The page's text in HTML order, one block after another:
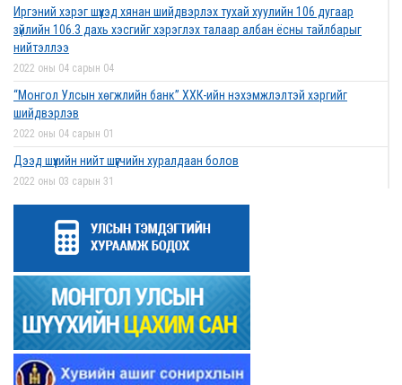
Иргэний хэрэг шүүхэд хянан шийдвэрлэх тухай хуулийн 106 дугаар
зүйлийн 106.3 дахь хэсгийг хэрэглэх талаар албан ёсны тайлбарыг
нийтэллээ
2022 оны 04 сарын 04
“Монгол Улсын хөгжлийн банк” ХХК-ийн нэхэмжлэлтэй хэргийг
шийдвэрлэв
2022 оны 04 сарын 01
Дээд шүүхийн нийт шүүгчийн хуралдаан болов
2022 оны 03 сарын 31
Нээлттэй ажлын байрны зар
2022 оны 03 сарын 31
Д.Гүрсоронз нарт холбогдох хэргийг хяналтын шатны шүүх хуралдаанаар
хэлэлцүүлэхээс татгалзав
2022 оны 03 сарын 30
Дээд шүүхийн нийт шүүгчийн хуралдаан болно
Сургалтын хөтөлбөрийн хороо хуралдлаа